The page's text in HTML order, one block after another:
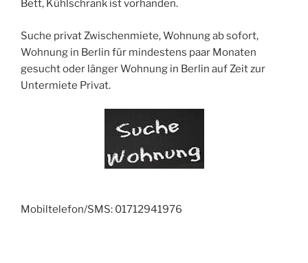
Bett, Kühlschrank ist vorhanden.
Suche privat Zwischenmiete, Wohnung ab sofort,
Wohnung in Berlin für mindestens paar Monaten
gesucht oder länger Wohnung in Berlin auf Zeit zur
Untermiete Privat.
Mobiltelefon/SMS: 01712941976